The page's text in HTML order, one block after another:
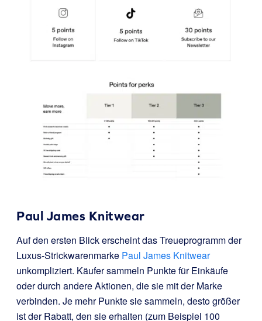
Paul James Knitwear
Auf den ersten Blick erscheint das Treueprogramm der
Luxus-Strickwarenmarke Paul James Knitwear
unkompliziert. Käufer sammeln Punkte für Einkäufe
oder durch andere Aktionen, die sie mit der Marke
verbinden. Je mehr Punkte sie sammeln, desto größer
ist der Rabatt, den sie erhalten (zum Beispiel 100